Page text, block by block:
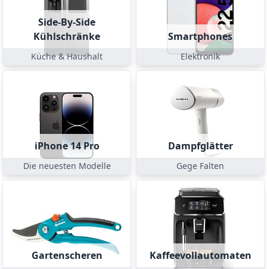
Side-By-Side
Kühlschränke
Küche & Haushalt
Smartphones
Elektronik
iPhone 14 Pro
Die neuesten Modelle
Dampfglätter
Gege Falten
Gartenscheren Kaffeevollautomaten